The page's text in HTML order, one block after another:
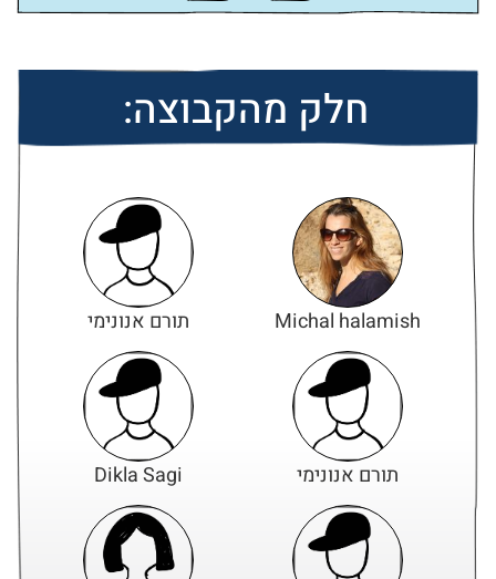
חלק מהקבוצה:
Michal halamish תורם אנונימי
תורם אנונימי Dikla Sagi